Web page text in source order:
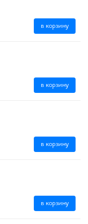
в корзину
в корзину
в корзину
в корзину